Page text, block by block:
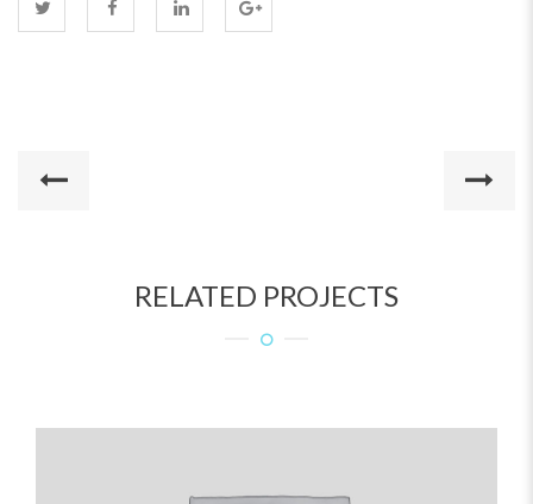
RELATED PROJECTS